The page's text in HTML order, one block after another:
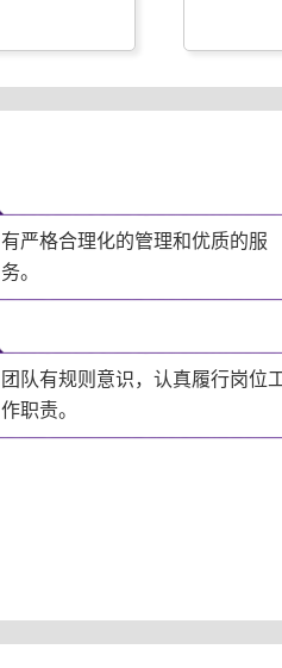
有严格合理化的管理和优质的服
务。
团队有规则意识，认真履行岗位
作职责。